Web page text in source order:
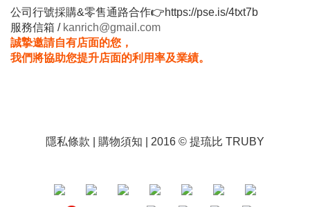
公司行號採購&零售通路合作👉https://pse.is/4txt7b
服務信箱 / kanrich@gmail.com
誠摯邀請自有店面的您，
我們將協助您提升店面的利用率及業績。
隱私條款 購物須知 | 2016 © 提琉比 TRUBY